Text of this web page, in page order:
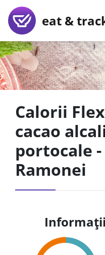
eat &
Calorii
cacao
portocale
Ramonei